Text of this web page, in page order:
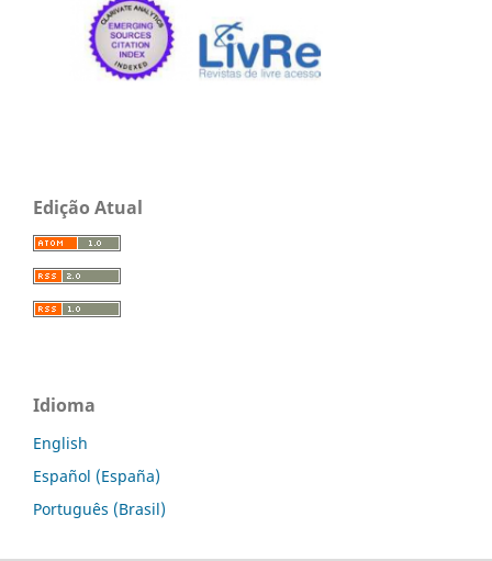
Edição Atual
Idioma
English
Español (España)
Português (Brasil)